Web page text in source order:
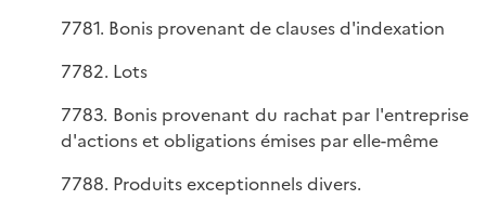
7781. Bonis provenant de clauses d'indexation
7782. Lots
7783. Bonis provenant du rachat par l'entreprise
d'actions et obligations émises par elle-même
7788. Produits exceptionnels divers.